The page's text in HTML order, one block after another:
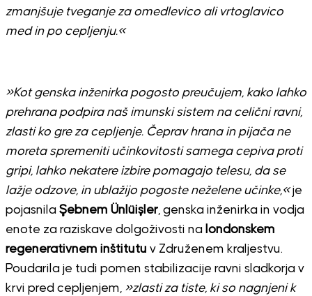
zmanjšuje tveganje za omedlevico ali vrtoglavico
med in po cepljenju.«
»Kot genska inženirka pogosto preučujem, kako lahko
prehrana podpira naš imunski sistem na celični ravni,
zlasti ko gre za cepljenje. Čeprav hrana in pijača ne
moreta spremeniti učinkovitosti samega cepiva proti
gripi, lahko nekatere izbire pomagajo telesu, da se
lažje odzove, in ublažijo pogoste neželene učinke,«je
pojasnila Şebnem Ünlüişler, genska inženirka in vodja
enote za raziskave dolgoživosti na londonskem
regenerativnem inštitutu v Združenem kraljestvu.
Poudarila je tudi pomen stabilizacije ravni sladkorja v
krvi pred cepljenjem, »zlasti za tiste, ki so nagnjeni k